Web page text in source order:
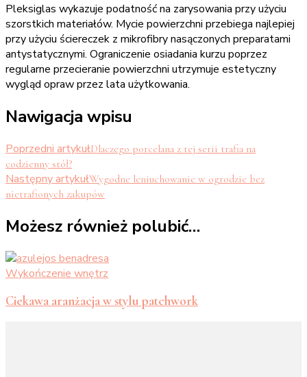
Pleksiglas wykazuje podatność na zarysowania przy użyciu
szorstkich materiałów. Mycie powierzchni przebiega najlepiej
przy użyciu ściereczek z mikrofibry nasączonych preparatami
antystatycznymi. Ograniczenie osiadania kurzu poprzez
regularne przecieranie powierzchni utrzymuje estetyczny
wygląd opraw przez lata użytkowania.
Nawigacja wpisu
Poprzedni artykułDlaczego porcelana z tej serii trafia na
codzienny stół?
Następny artykułWygodne leniuchowanie w ogrodzie bez
nietrafionych zakupów
Możesz również polubić…
Wykończenie wnętrz
Ciekawa aranżacja w stylu patchwork